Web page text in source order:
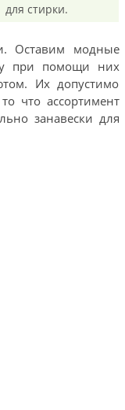
для стирки.
Оставим модные
при помощи них
Их допустимо
что ассортимент
занавески для